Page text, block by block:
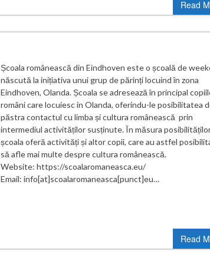
Read
Școala românească din Eindhoven este o școală de
născută la inițiativa unui grup de părinți locuind în zona
Eindhoven, Olanda. Școala se adresează în principal
români care locuiesc in Olanda, oferindu-le posibilitatea
păstra contactul cu limba și cultura românească prin
intermediul activităților susținute. În măsura
școala oferă activități și altor copii, care au astfel
să afle mai multe despre cultura românească.
Website: https://scoalaromaneasca.eu/
Email: info[at]scoalaromaneasca[punct]eu…
Read